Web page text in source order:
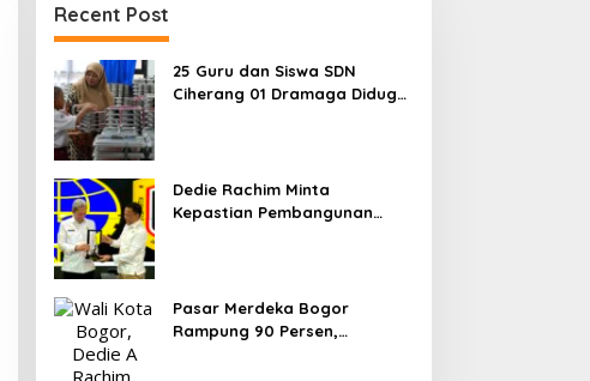
Recent Post
25 Guru dan Siswa SDN
Ciherang 01 Dramaga Diduga
Dedie Rachim Minta
Kepastian Pembangunan
Pasar Merdeka Bogor
Rampung 90 Persen,